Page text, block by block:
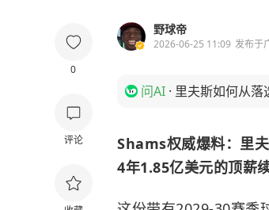
0
评论
野球帝
2026-06-25 11:09 发布于
问AI · 里夫斯如何从落
Shams权威爆料：里
4年1.85亿美元的顶薪